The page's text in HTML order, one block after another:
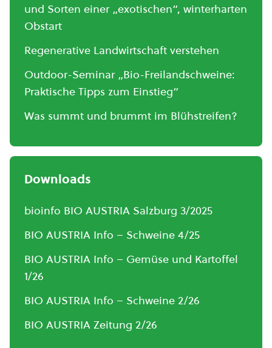
und Sorten einer „exotischen“, winterharten
Obstart
Regenerative Landwirtschaft verstehen
Outdoor-Seminar „Bio-Freilandschweine:
Praktische Tipps zum Einstieg“
Was summt und brummt im Blühstreifen?
Downloads
bioinfo BIO AUSTRIA Salzburg 3/2025
BIO AUSTRIA Info – Schweine 4/25
BIO AUSTRIA Info – Gemüse und Kartoffel
1/26
BIO AUSTRIA Info – Schweine 2/26
BIO AUSTRIA Zeitung 2/26